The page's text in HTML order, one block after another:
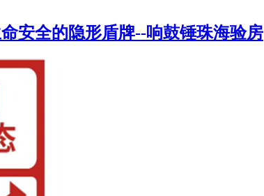
安全的隐形盾牌--响鼓锤珠海验房